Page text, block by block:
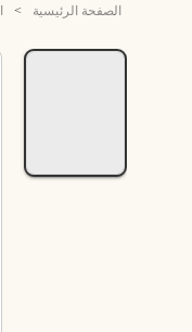
الصفحة الرئيسية >